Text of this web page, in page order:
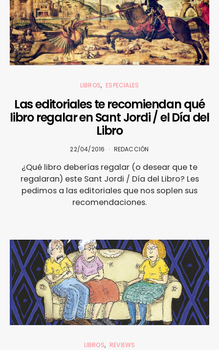
LIBROS ESPECIALES
Las editoriales te recomiendan qué
libro regalar en Sant Jordi / el Día del
Libro
22/04/2016 REDACCIÓN
¿Qué libro deberías regalar (o desear que te
regalaran) este Sant Jordi / Día del Libro? Les
pedimos a las editoriales que nos soplen sus
recomendaciones.
LIBROS REVIEWS